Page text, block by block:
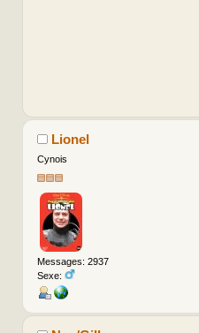
Lionel
Cynois
Messages: 2937
Sexe: